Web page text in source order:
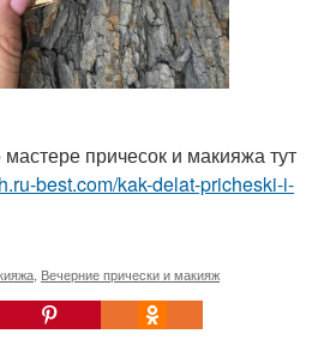
причесок и макияжа тут
best.com/kak-delat-pricheski-i-
Вечерние прически и макияж